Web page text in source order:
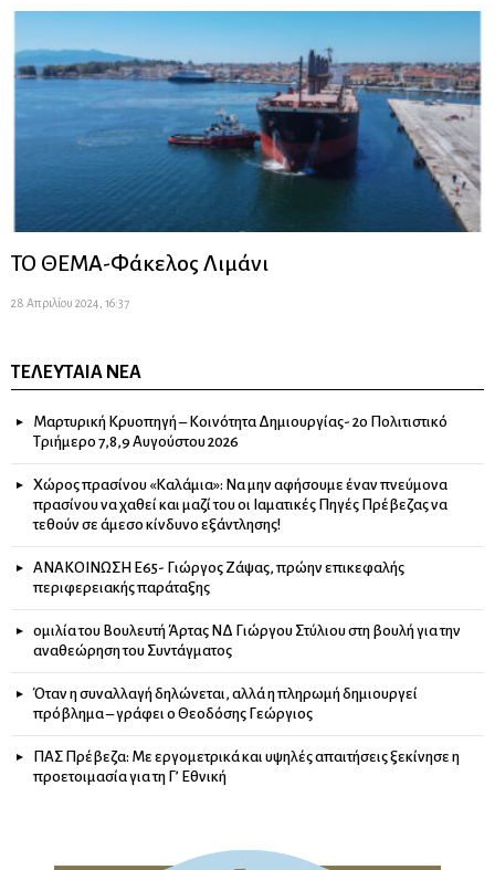
ΤΟ ΘΕΜΑ-Φάκελος Λιμάνι
28 Απριλίου 2024, 16:37
ΤΕΛΕΥΤΑΊΑ ΝΈΑ
Μαρτυρική Κρυοπηγή – Κοινότητα Δημιουργίας- 2ο Πολιτιστικό
Τριήμερο 7,8,9 Αυγούστου 2026
Χώρος πρασίνου «Καλάμια»: Να μην αφήσουμε έναν πνεύμονα
πρασίνου να χαθεί και μαζί του οι Ιαματικές Πηγές Πρέβεζας να
τεθούν σε άμεσο κίνδυνο εξάντλησης!
ΑΝΑΚΟΙΝΩΣΗ Ε65- Γιώργος Ζάψας, πρώην επικεφαλής
περιφερειακής παράταξης
ομιλία του Βουλευτή Άρτας ΝΔ Γιώργου Στύλιου στη βουλή για την
αναθεώρηση του Συντάγματος
Όταν η συναλλαγή δηλώνεται, αλλά η πληρωμή δημιουργεί
πρόβλημα – γράφει ο Θεοδόσης Γεώργιος
ΠΑΣ Πρέβεζα: Με εργομετρικά και υψηλές απαιτήσεις ξεκίνησε η
προετοιμασία για τη Γ’ Εθνική